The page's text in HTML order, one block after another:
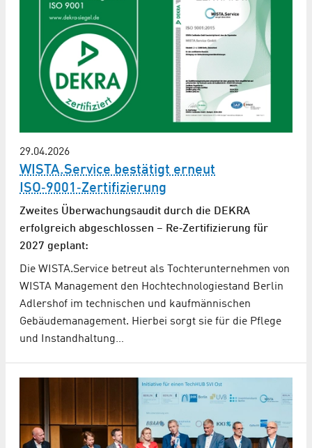
29.04.2026
WISTA.Service bestätigt erneut
ISO‑9001‑Zertifizierung
Zweites Überwachungs­audit durch die DEKRA
erfolgreich abgeschlossen – Re‑Zertifizierung für
2027 geplant:
Die WISTA.Service betreut als Tochterunternehmen von
WISTA Management den Hochtechnologiestand Berlin
Adlershof im technischen und kaufmännischen
Gebäudemanagement. Hierbei sorgt sie für die Pflege
und Instandhaltung…